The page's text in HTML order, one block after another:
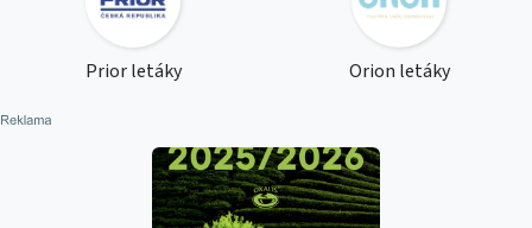
Prior letáky Orion letáky